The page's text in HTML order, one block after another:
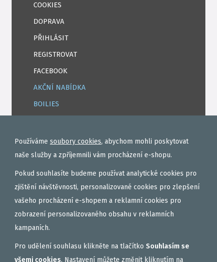
COOKIES
DOPRAVA
PŘIHLÁSIT
REGISTROVAT
FACEBOOK
AKČNÍ NABÍDKA
BOILIES
TEKUTÉ
OBALOVAČKY
VAŘENÝ PARTIKL
BIŽUTERIE NA MONTÁŽE
DÁRKOVÝ POUKAZ, DÁRKOVÁ KAZETA
AKČNÍ SETY
Používáme soubory cookies, abychom mohli poskytovat
naše služby a zpříjemnili vám procházení e-shopu.
Pokud souhlasíte budeme používat analytické cookies pro
zjištění návštěvnosti, personalizované cookies pro zlepšení
vašeho procházení e-shopem a reklamní cookies pro
zobrazení personalizovaného obsahu v reklamních
kampaních.
Pro udělení souhlasu klikněte na tlačítko Souhlasím se
všemi cookies. Nastavení můžete změnit kliknutím na